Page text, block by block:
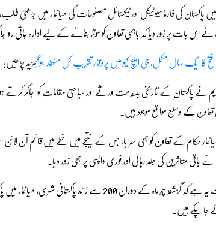
کی فارماسیوٹیکل اور ٹیکسٹائل مصنوعات کی میانمار میں بڑھتی طلب،
اس بات پر زور دیا کہ باہمی تعاون کو مؤثر بنانے کے لیے ادارہ جاتی روابط
کا ایک سال مکمل، جی ایچ کیو میں پروقار تقریب کل منعقد ہوگیمزید پڑھیں؛
نے پاکستان کے تاریخی بدھ مت ورثے اور سیاحتی مقامات کو اجاگر
کے وسیع مواقع موجود ہیں۔
حکام کے تعاون کو بھی سراہا، جس کے نتیجے میں خطے میں قائم آن لائن
باقی متاثرین کی جلد رہائی اور فوری واپسی پر بھی زور دیا۔
قابلِ ذکر بات یہ ہے کہ گزشتہ چھ ماہ کے دوران 200
جا چکے ہیں۔